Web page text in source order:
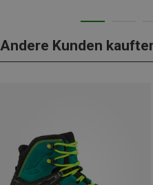
Andere Kunden